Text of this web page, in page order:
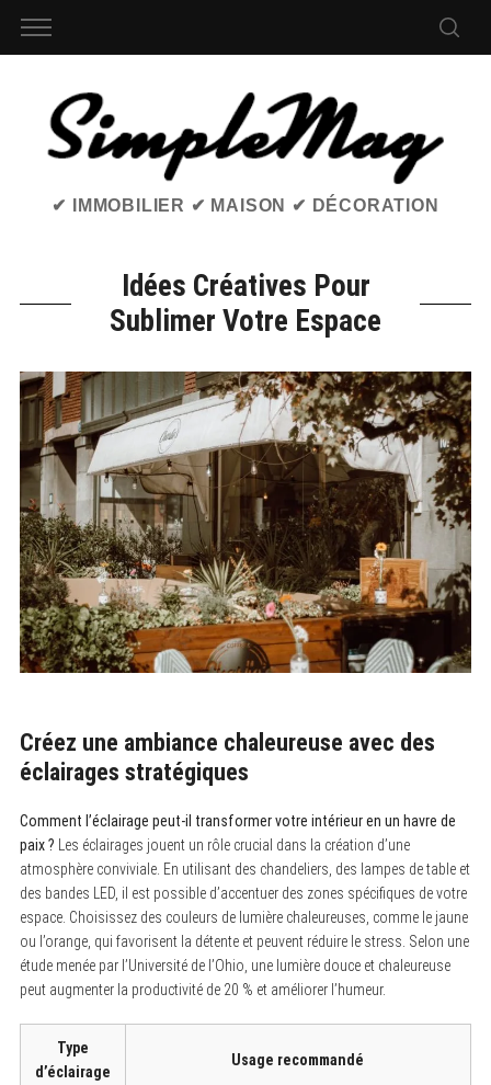
✔ IMMOBILIER ✔ MAISON ✔ DÉCORATION
Idées Créatives Pour
Sublimer Votre Espace
Créez une ambiance chaleureuse avec des
éclairages stratégiques
Comment l’éclairage peut-il transformer votre intérieur en un havre de
paix ? Les éclairages jouent un rôle crucial dans la création d’une
atmosphère conviviale. En utilisant des chandeliers, des lampes de table et
des bandes LED, il est possible d’accentuer des zones spécifiques de votre
espace. Choisissez des couleurs de lumière chaleureuses, comme le jaune
ou l’orange, qui favorisent la détente et peuvent réduire le stress. Selon une
étude menée par l’Université de l’Ohio, une lumière douce et chaleureuse
peut augmenter la productivité de 20 % et améliorer l’humeur.
Type
d’éclairage
Usage recommandé